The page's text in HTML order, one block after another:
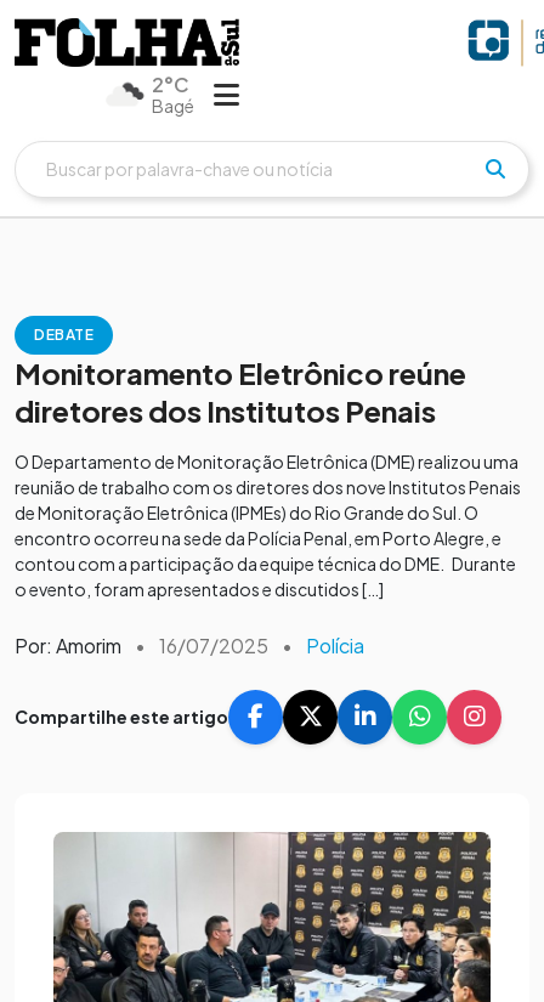
2°C
Bagé
DEBATE
Monitoramento Eletrônico reúne
diretores dos Institutos Penais
O Departamento de Monitoração Eletrônica (DME) realizou uma
reunião de trabalho com os diretores dos nove Institutos Penais
de Monitoração Eletrônica (IPMEs) do Rio Grande do Sul. O
encontro ocorreu na sede da Polícia Penal, em Porto Alegre, e
contou com a participação da equipe técnica do DME. Durante
o evento, foram apresentados e discutidos […]
Por: Amorim • 16/07/2025 • Polícia
Compartilhe este artigo